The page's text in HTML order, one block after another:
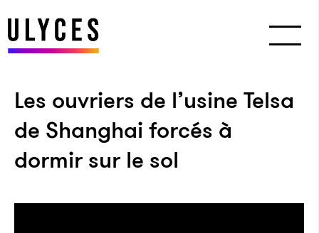
Les ouvriers de l’usine Telsa
de Shanghai forcés à
dormir sur le sol